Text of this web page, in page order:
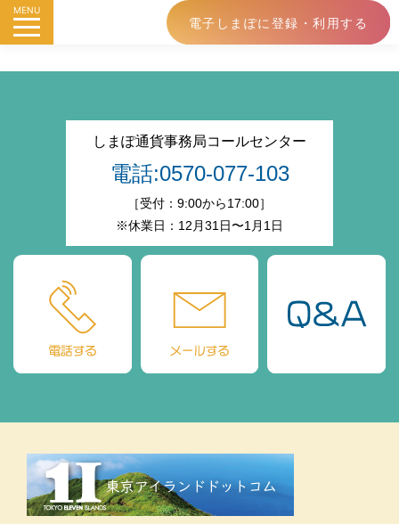
MENU
電子しまぽに登録・利用する
しまぽ通貨事務局コールセンター
電話:0570-077-103
［受付：9:00から17:00］
※休業日：12月31日〜1月1日